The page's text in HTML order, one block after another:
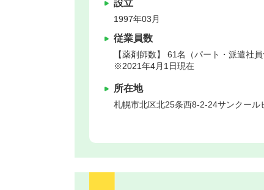
設立
1997年03月
従業員数
【薬剤師数】 61名（パート・派遣社員
※2021年4月1日現在
所在地
札幌市北区北25条西8‐2‐24サンクール